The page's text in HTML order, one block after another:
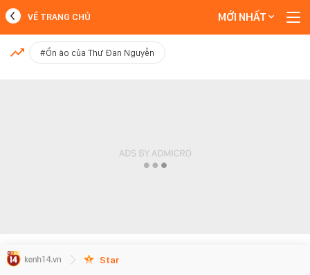
MỚI NHẤT
VỀ TRANG CHỦ MỚI NHẤT
#Ồn ào của Thư Đan Nguyễn
Star